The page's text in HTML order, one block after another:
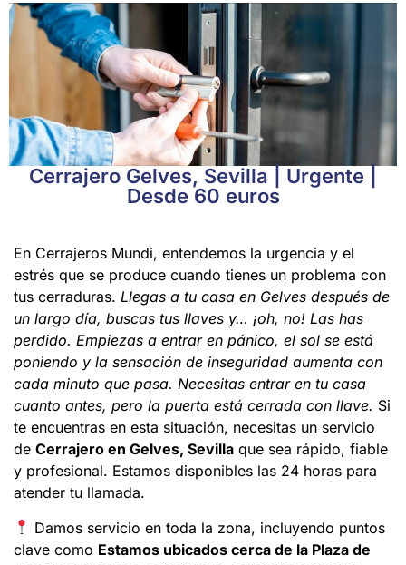
Cerrajero Gelves, Sevilla | Urgente |
Desde 60 euros
En Cerrajeros Mundi, entendemos la urgencia y el
estrés que se produce cuando tienes un problema con
tus cerraduras. Llegas a tu casa en Gelves después de
un largo día, buscas tus llaves y… ¡oh, no! Las has
perdido. Empiezas a entrar en pánico, el sol se está
poniendo y la sensación de inseguridad aumenta con
cada minuto que pasa. Necesitas entrar en tu casa
cuanto antes, pero la puerta está cerrada con llave. Si
te encuentras en esta situación, necesitas un servicio
de Cerrajero en Gelves, Sevilla que sea rápido, fiable
y profesional. Estamos disponibles las 24 horas para
atender tu llamada.
Damos servicio en toda la zona, incluyendo puntos
clave como Estamos ubicados cerca de la Plaza de